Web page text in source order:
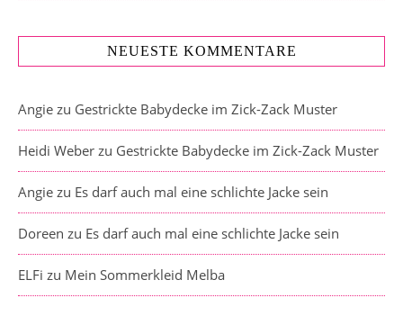
NEUESTE KOMMENTARE
Angie zu Gestrickte Babydecke im Zick-Zack Muster
Heidi Weber zu Gestrickte Babydecke im Zick-Zack Muster
Angie zu Es darf auch mal eine schlichte Jacke sein
Doreen zu Es darf auch mal eine schlichte Jacke sein
ELFi zu Mein Sommerkleid Melba